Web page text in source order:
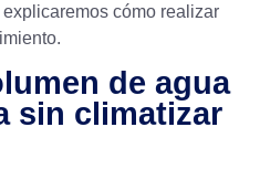
cómo realizar
de agua
sin climatizar